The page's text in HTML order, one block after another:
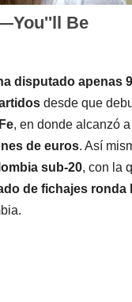
disputado apenas
desde que
, en donde alcanzó
de euros. Así
sub-20, con la
de fichajes ronda